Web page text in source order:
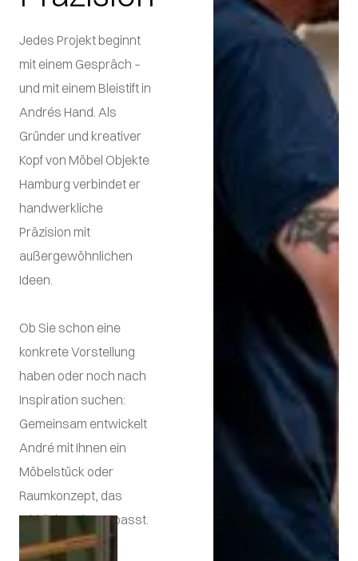
Jedes Projekt beginnt
mit einem Gespräch –
und mit einem Bleistift in
Andrés Hand. Als
Gründer und kreativer
Kopf von Möbel Objekte
Hamburg verbindet er
handwerkliche
Präzision mit
außergewöhnlichen
Ideen.
Ob Sie schon eine
konkrete Vorstellung
haben oder noch nach
Inspiration suchen:
Gemeinsam entwickelt
André mit Ihnen ein
Möbelstück oder
Raumkonzept, das
wirklich zu Ihnen passt.